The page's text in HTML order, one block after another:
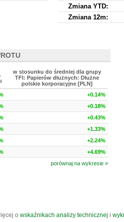
Zmiana YTD:
Zmiana 12m:
w stosunku do średniej dla grupy
TFI: Papierów dłużnych: Dłużne
polskie korporacyjne [PLN]
+0.14%
+0.18%
+0.43%
+1.33%
+2.24%
+4.69%
porównaj na wykresie »
o wskaźnikach analizy technicznej i